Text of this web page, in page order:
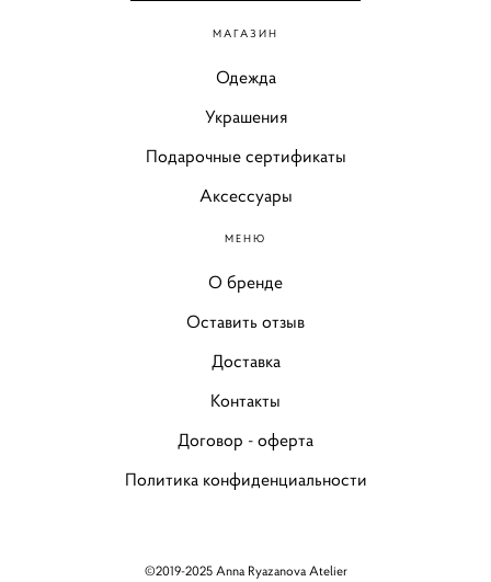
МАГАЗИН
Одежда
Украшения
Подарочные сертификаты
Аксессуары
МЕНЮ
О бренде
Оставить отзыв
Доставка
Контакты
Договор - оферта
Политика конфиденциальности
©2019-2025 Anna Ryazanova Atelier